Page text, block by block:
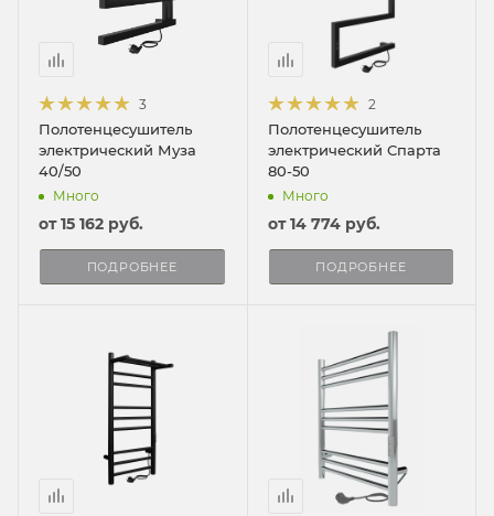
3
Полотенцесушитель
электрический Муза
40/50
Много
от15 162 руб.
ПОДРОБНЕЕ
2
Полотенцесушитель
электрический Спарта
80-50
Много
от14 774 руб.
ПОДРОБНЕЕ